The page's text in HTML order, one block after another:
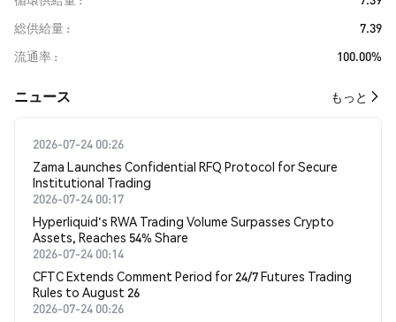
総供給量
7.39
流通率
100.00%
​​ニュース​​ もっと
2026-07-24 00:26
Zama Launches Confidential RFQ Protocol for Secure
Institutional Trading
2026-07-24 00:17
Hyperliquid's RWA Trading Volume Surpasses Crypto
Assets, Reaches 54% Share
2026-07-24 00:14
CFTC Extends Comment Period for 24/7 Futures Trading
Rules to August 26
2026-07-24 00:26